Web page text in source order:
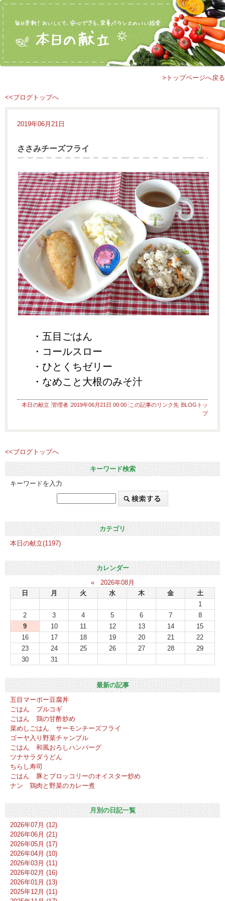
>トップページへ戻る
<<ブログトップへ
2019年06月21日
ささみチーズフライ
・五目ごはん
・コールスロー
・ひとくちゼリー
・なめこと大根のみそ汁
本日の献立 管理者 2019年06月21日 00:00 この記事のリンク先 BLOGトッ
プ
<<ブログトップへ
キーワード検索
キーワードを入力
カテゴリ
本日の献立(1197)
カレンダー
«
2026年08月
日
月 火 水 木 金
土
1
2
3 4 5 6 7
8
9
10 11 12 13 14
15
16
17 18 19 20 21
22
23
24 25 26 27 28
29
30
31
最新の記事
五目マーボー豆腐丼
ごはん プルコギ
ごはん 鶏の甘酢炒め
菜めしごはん サーモンチーズフライ
ゴーヤ入り野菜チャンプル
ごはん 和風おろしハンバーグ
ツナサラダうどん
ちらし寿司
ごはん 豚とブロッコリーのオイスター炒め
ナン 鶏肉と野菜のカレー煮
月別の日記一覧
2026年07月 (12)
2026年06月 (21)
2026年05月 (17)
2026年04月 (10)
2026年03月 (11)
2026年02月 (16)
2026年01月 (13)
2025年12月 (11)